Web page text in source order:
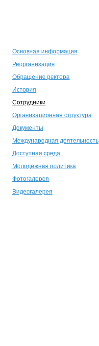
Основная информация
Реорганизация
Обращение ректора
История
Сотрудники
Организационная структура
Документы
Международная деятельность
Доступная среда
Молодежная политика
Фотогалерея
Видеогалерея